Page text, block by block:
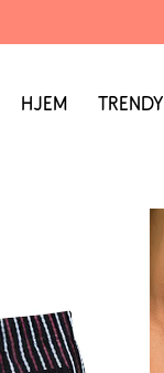
Hjem Trendy